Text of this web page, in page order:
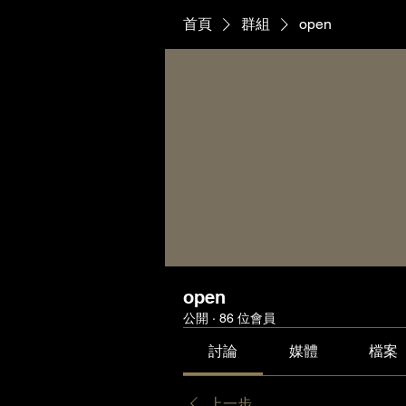
首頁 群組 open
open
公開 · 86 位會員
討論 媒體 檔案